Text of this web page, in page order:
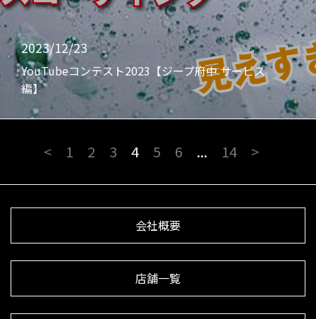
2023/12/23
YouTubeコンテスト2023【ジープ府中 サービス
編】
< 1 2 3 4 5 6 ... 14 >
会社概要
店舗一覧